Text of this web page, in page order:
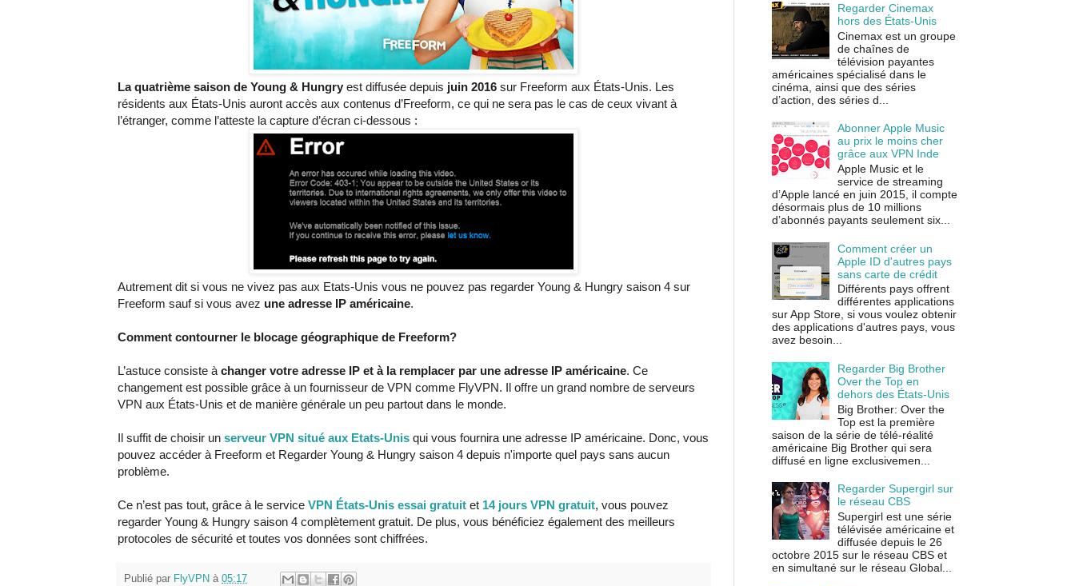
La quatrième saison de Young & Hungry est diffusée depuis juin 2016 sur Freeform aux États-Unis. Les
résidents aux États-Unis auront accès aux contenus d’Freeform, ce qui ne sera pas le cas de ceux vivant à
l’étranger, comme l’atteste la capture d’écran ci-dessous :
Autrement dit si vous ne vivez pas aux Etats-Unis vous ne pouvez pas regarder Young & Hungry saison 4 sur
Freeform sauf si vous avez une adresse IP américaine.
Comment contourner le blocage géographique de Freeform?
L’astuce consiste à changer votre adresse IP et à la remplacer par une adresse IP américaine. Ce
changement est possible grâce à un fournisseur de VPN comme FlyVPN. Il offre un grand nombre de serveurs
VPN aux États-Unis et de manière générale un peu partout dans le monde.
Il suffit de choisir un serveur VPN situé aux Etats-Unis qui vous fournira une adresse IP américaine. Donc, vous
pouvez accéder à Freeform et Regarder Young & Hungry saison 4 depuis n'importe quel pays sans aucun
problème.
Ce n’est pas tout, grâce à le service VPN États-Unis essai gratuit et 14 jours VPN gratuit, vous pouvez
regarder Young & Hungry saison 4 complètement gratuit. De plus, vous bénéficiez également des meilleurs
protocoles de sécurité et toutes vos données sont chiffrées.
Publié par FlyVPN à 05:17
Regarder Cinemax
hors des États-Unis
Cinemax est un groupe
de chaînes de
télévision payantes
américaines spécialisé dans le
cinéma, ainsi que des séries
d’action, des séries d...
Abonner Apple Music
au prix le moins cher
grâce aux VPN Inde
Apple Music et le
service de streaming
d’Apple lancé en juin 2015, il compte
désormais plus de 10 millions
d’abonnés payants seulement six...
Comment créer un
Apple ID d'autres pays
sans carte de crédit
Différents pays offrent
différentes applications
sur App Store, si vous voulez obtenir
des applications d'autres pays, vous
avez besoin...
Regarder Big Brother
Over the Top en
dehors des États-Unis
Big Brother: Over the
Top est la première
saison de la série de télé-réalité
américaine Big Brother qui sera
diffusé en ligne exclusivemen...
Regarder Supergirl sur
le réseau CBS
Supergirl est une série
télévisée américaine et
diffusée depuis le 26
octobre 2015 sur le réseau CBS et
en simultané sur le réseau Global...